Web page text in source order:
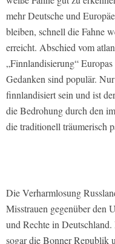
mehr Deutsche und
bleiben, schnell die Fahne
erreicht. Abschied vom
„Finnlandisierung“
Gedanken sind populär.
finnlandisiert sein und ist
die Bedrohung durch den
die traditionell träumerisch
Die Verharmlosung
Misstrauen gegenüber den
und Rechte in
sogar die Bonner Republik